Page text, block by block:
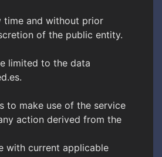
time and without prior
of the public entity.
limited to the data
to make use of the service
action derived from the
with current applicable